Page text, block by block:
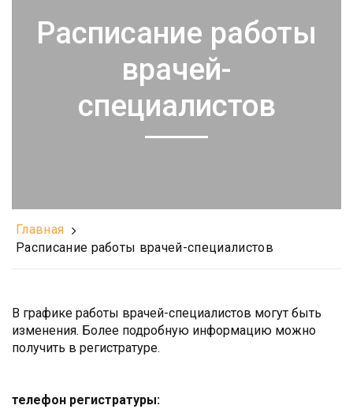
Расписание работы
врачей-
специалистов
Главная
Расписание работы врачей-специалистов
В графике работы врачей-специалистов могут быть
изменения. Более подробную информацию можно
получить в регистратуре.
телефон регистратуры: